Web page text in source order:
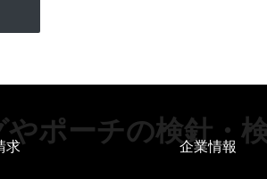
ポーチの検針・
求 企業情報